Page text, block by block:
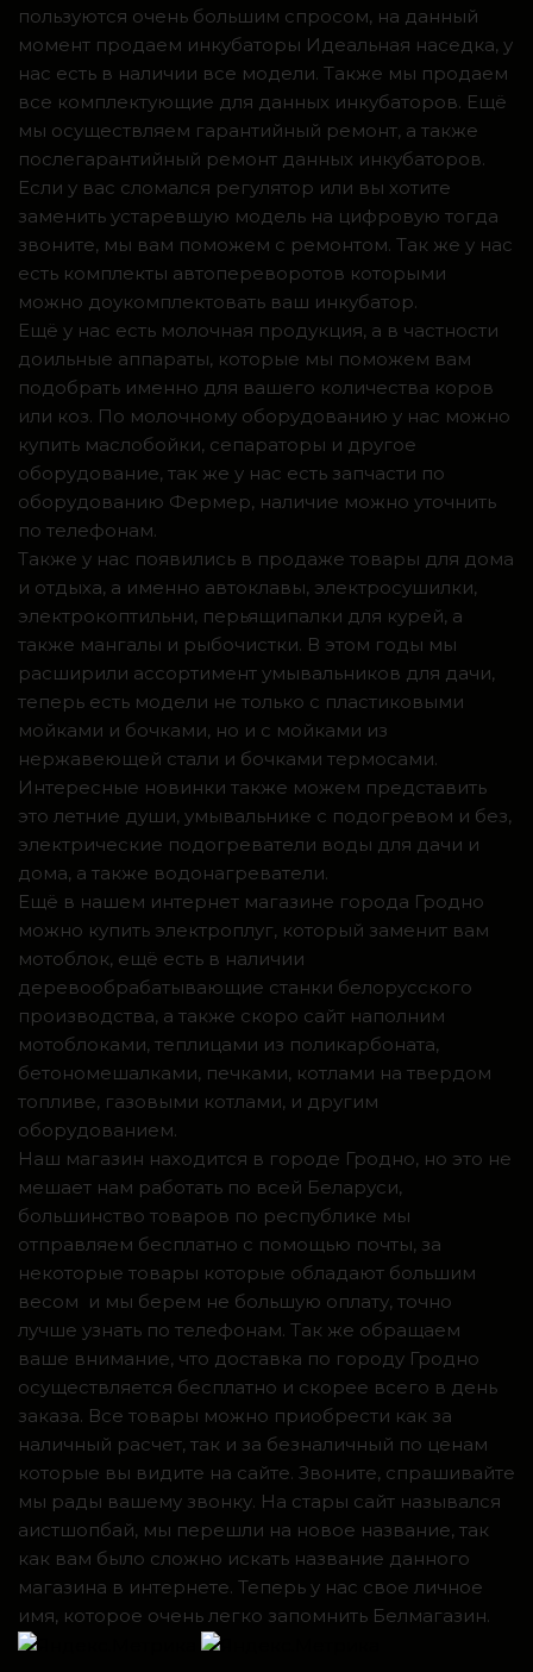
пользуются очень большим спросом, на данный
момент продаем инкубаторы Идеальная наседка, у
нас есть в наличии все модели. Также мы продаем
все комплектующие для данных инкубаторов. Ещё
мы осуществляем гарантийный ремонт, а также
послегарантийный ремонт данных инкубаторов.
Если у вас сломался регулятор или вы хотите
заменить устаревшую модель на цифровую тогда
звоните, мы вам поможем с ремонтом. Так же у нас
есть комплекты автопереворотов которыми
можно доукомплектовать ваш инкубатор.
Ещё у нас есть молочная продукция, а в частности
доильные аппараты, которые мы поможем вам
подобрать именно для вашего количества коров
или коз. По молочному оборудованию у нас можно
купить маслобойки, сепараторы и другое
оборудование, так же у нас есть запчасти по
оборудованию Фермер, наличие можно уточнить
по телефонам.
Также у нас появились в продаже товары для дома
и отдыха, а именно автоклавы, электросушилки,
электрокоптильни, перьящипалки для курей, а
также мангалы и рыбочистки. В этом годы мы
расширили ассортимент умывальников для дачи,
теперь есть модели не только с пластиковыми
мойками и бочками, но и с мойками из
нержавеющей стали и бочками термосами.
Интересные новинки также можем представить
это летние души, умывальнике с подогревом и без,
электрические подогреватели воды для дачи и
дома, а также водонагреватели.
Ещё в нашем интернет магазине города Гродно
можно купить электроплуг, который заменит вам
мотоблок, ещё есть в наличии
деревообрабатывающие станки белорусского
производства, а также скоро сайт наполним
мотоблоками, теплицами из поликарбоната,
бетономешалками, печками, котлами на твердом
топливе, газовыми котлами, и другим
оборудованием.
Наш магазин находится в городе Гродно, но это не
мешает нам работать по всей Беларуси,
большинство товаров по республике мы
отправляем бесплатно с помощью почты, за
некоторые товары которые обладают большим
весом и мы берем не большую оплату, точно
лучше узнать по телефонам. Так же обращаем
ваше внимание, что доставка по городу Гродно
осуществляется бесплатно и скорее всего в день
заказа. Все товары можно приобрести как за
наличный расчет, так и за безналичный по ценам
которые вы видите на сайте. Звоните, спрашивайте
мы рады вашему звонку. На стары сайт назывался
аистшопбай, мы перешли на новое название, так
как вам было сложно искать название данного
магазина в интернете. Теперь у нас свое личное
имя, которое очень легко запомнить Белмагазин.